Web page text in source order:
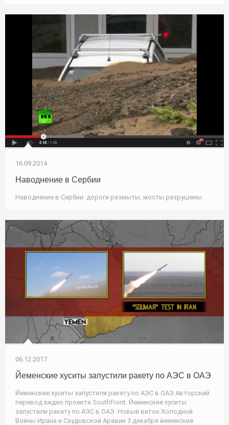
16.09.2014
Наводнение в Сербии
Наводнение в Сербии: дороги размыты, мосты разрушены
06.12.2017
Йеменские хуситы запустили ракету по АЭС в ОАЭ
Йеменские хуситы запустили ракету по АЭС в ОАЭ Авторский
перевод видео проекта SouthFront. Йеменские хуситы
запустили ракету по АЭС в ОАЭ. Новый виток Холодной
Войны Ирана и Саудовской Аравии 3 декабря йеменские